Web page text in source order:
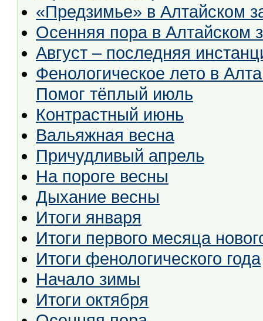
«Предзимье» в Алтайском
Осенняя пора в Алтайском
Август – последняя
Фенологическое лето в
Помог тёплый июль
Контрастный июнь
Вальяжная весна
Причудливый апрель
На пороге весны
Дыхание весны
Итоги января
Итоги первого месяца
Итоги фенологического года
Начало зимы
Итоги октября